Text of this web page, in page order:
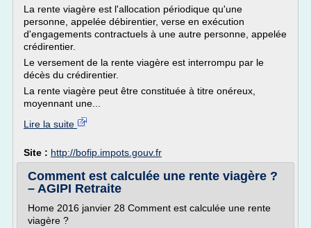
La rente viagère est l'allocation périodique qu'une
personne, appelée débirentier, verse en exécution
d'engagements contractuels à une autre personne, appelée
crédirentier.
Le versement de la rente viagère est interrompu par le
décès du crédirentier.
La rente viagère peut être constituée à titre onéreux,
moyennant une...
Lire la suite
Site : http://bofip.impots.gouv.fr
Comment est calculée une rente viagère ?
– AGIPI Retraite
Home 2016 janvier 28 Comment est calculée une rente
viagère ?